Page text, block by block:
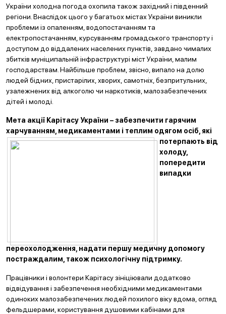
України холодна погода охопила також західний і південний
регіони. Внаслідок цього у багатьох містах України виникли
проблеми із опаленням, водопостачанням та
електропостачанням, курсуванням громадського транспорту і
доступом до віддалених населених пунктів, завдано чималих
збитків муніципальній інфраструктурі міст України, малим
господарствам. Найбільше проблем, звісно, випало на долю
людей бідних, пристарілих, хворих, самотніх, безпритульних,
узалежнених від алкоголю чи наркотиків, малозабезпечених
дітей і молоді.
Мета акції Карітасу України – забезпечити гарячим
харчуванням, медикаментами і теплим одягом осіб, які
потерпають від
холоду,
попередити
випадки
переохолодження, надати першу медичну допомогу
постраждалим, також психологічну підтримку.
Працівники і волонтери Карітасу зініціювали додатково
відвідування і забезпечення необхідними медикаментами
одиноких малозабезпечених людей похилого віку вдома, огляд
фельдшерами, користування душовими кабінами для